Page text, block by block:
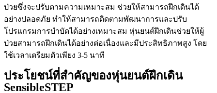
ป่วยซึ่งจะปรับตามความเหมาะสม ช่วยให้สามารถฝึกเดินได้
อย่างปลอดภัย ทำให้สามารถติดตามพัฒนาการและปรับ
โปรแกรมการบำบัดได้อย่างเหมาะสม หุ่นยนต์ฝึกเดินช่วยให้ผู้
ป่วยสามารถฝึกเดินได้อย่างต่อเนื่องและมีประสิทธิภาพสูง โดย
ใช้เวลาเตรียมตัวเพียง 3-5 นาที
ประโยชน์ที่สำคัญของหุ่นยนต์ฝึกเดิน
SensibleSTEP